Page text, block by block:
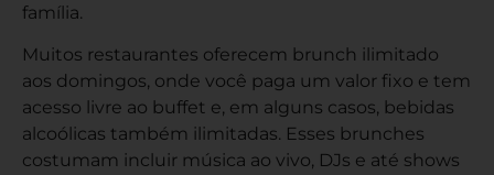
família.
Muitos restaurantes oferecem brunch ilimitado
aos domingos, onde você paga um valor fixo e tem
acesso livre ao buffet e, em alguns casos, bebidas
alcoólicas também ilimitadas. Esses brunches
costumam incluir música ao vivo, DJs e até shows